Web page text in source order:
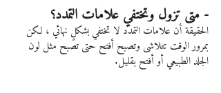
- متى تزول وتختفي علامات التمدد؟
الحقيقة أن علامات التمدد لا تختفي بشكلٍ نهائي ، لكن
بمرور الوقت تتلاشى وتصبح أفتح حتى تصبح مثل لون
الجلد الطبيعي أو أفتح بقليل.